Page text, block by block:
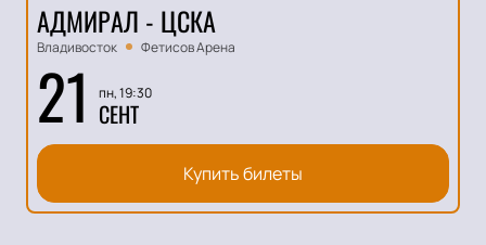
АДМИРАЛ - ЦСКА
Владивосток Фетисов Арена
21 пн, 19:30
СЕНТ
Купить билеты